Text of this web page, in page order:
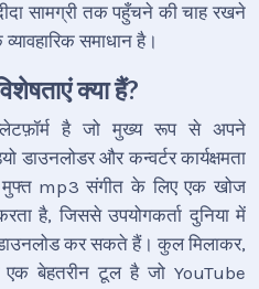
सामग्री तक पहुँचने की चाह रखने
समाधान है।
क्या हैं?
है जो मुख्य रूप से अपने
डाउनलोडर और कन्वर्टर कार्यक्षमता
मुफ्त mp3 संगीत के लिए एक खोज
है, जिससे उपयोगकर्ता दुनिया में
कर सकते हैं। कुल मिलाकर,
बेहतरीन टूल है जो YouTube